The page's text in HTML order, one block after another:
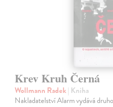
Krev Kruh Černá
Wollmann Radek| Kniha
Nakladatelství Alarm vydává